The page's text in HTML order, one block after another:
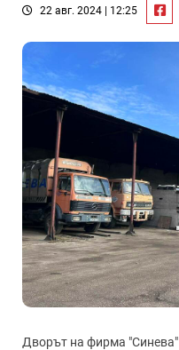
22 авг. 2024 | 12:25
Дворът на фирма "Синева"